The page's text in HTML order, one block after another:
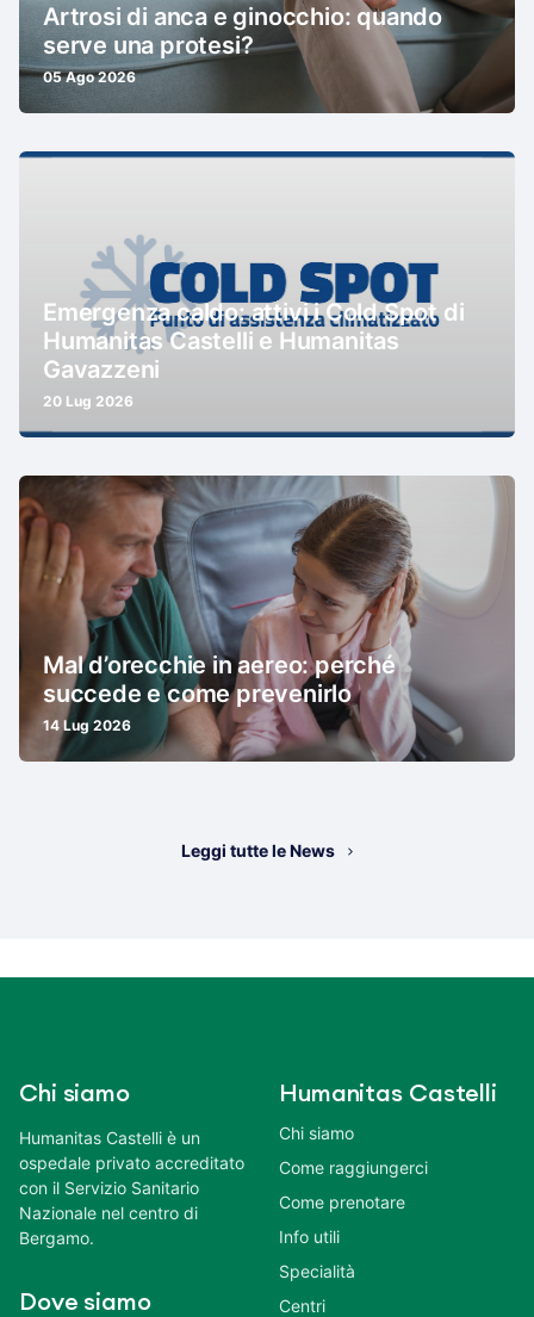
Artrosi di anca e ginocchio: quando
serve una protesi?
05 Ago 2026
Emergenza caldo: attivi i Cold Spot di
Humanitas Castelli e Humanitas
Gavazzeni
20 Lug 2026
Mal d’orecchie in aereo: perché
succede e come prevenirlo
14 Lug 2026
Leggi tutte le News
Chi siamo
Humanitas Castelli è un
ospedale privato accreditato
con il Servizio Sanitario
Nazionale nel centro di
Bergamo.
Dove siamo
Humanitas Castelli
Chi siamo
Come raggiungerci
Come prenotare
Info utili
Specialità
Centri